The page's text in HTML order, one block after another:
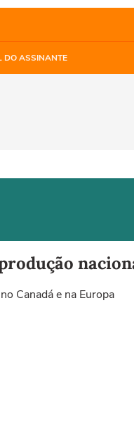
DO ASSINANTE
Canadá e na Europa